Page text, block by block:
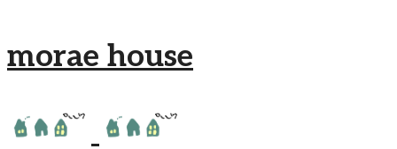
morae house